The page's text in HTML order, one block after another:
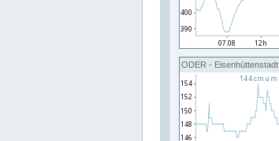
ODER - Eisenhüttenstadt